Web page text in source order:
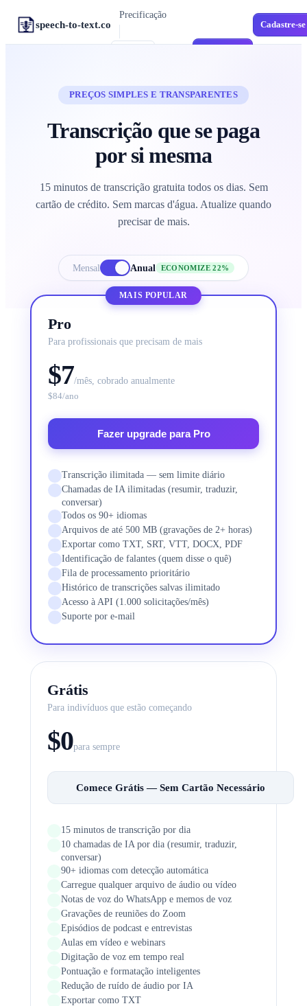
speech-to-text.co
Precificação
Cadastre-se
Memorandos de Voz do iPhone
Áudio Universal
MP4 para Texto
Vídeo para Texto
Transcrição em Espanhol
Espanhol Multidialetal
Correio de Voz para Texto
Leia Suas Mensagens
Memorando de Voz para Texto
Memorandos Apple e Android
Transcrição de Podcast
Episódio Completo para Texto
Grave e Transcreva ao Vivo
LANGUAGE
EN
English
FR
Français
IT
Italiano
RU
Русский
ZH
中文
JA
日本語
PL
VI
ACCOUNT
Entrar
PREÇOS SIMPLES E TRANSPARENTES
Transcrição que se paga
por si mesma
15 minutos de transcrição gratuita todos os dias. Sem
cartão de crédito. Sem marcas d'água. Atualize quando
precisar de mais.
Mensal Anual ECONOMIZE 22%
Grátis
Para indivíduos que estão começando
$0para sempre
Comece Grátis — Sem Cartão Necessário
15 minutos de transcrição por dia
10 chamadas de IA por dia (resumir, traduzir,
conversar)
90+ idiomas com detecção automática
Carregue qualquer arquivo de áudio ou vídeo
Notas de voz do WhatsApp e memos de voz
Gravações de reuniões do Zoom
Episódios de podcast e entrevistas
Aulas em vídeo e webinars
Digitação de voz em tempo real
Pontuação e formatação inteligentes
Redução de ruído de áudio por IA
Exportar como TXT
MAIS POPULAR
Pro
Para profissionais que precisam de mais
$7/mês, cobrado anualmente
$84/ano
Fazer upgrade para Pro
Transcrição ilimitada — sem limite diário
Chamadas de IA ilimitadas (resumir, traduzir,
conversar)
Todos os 90+ idiomas
Arquivos de até 500 MB (gravações de 2+ horas)
Exportar como TXT, SRT, VTT, DOCX, PDF
Identificação de falantes (quem disse o quê)
Fila de processamento prioritário
Histórico de transcrições salvas ilimitado
Acesso à API (1.000 solicitações/mês)
Suporte por e-mail